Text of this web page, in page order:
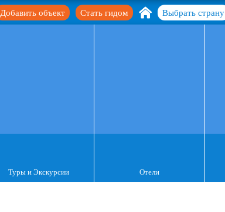
Выбрать страну
Стать гидом
Добавить объект
Туры и Экскурсии Отели